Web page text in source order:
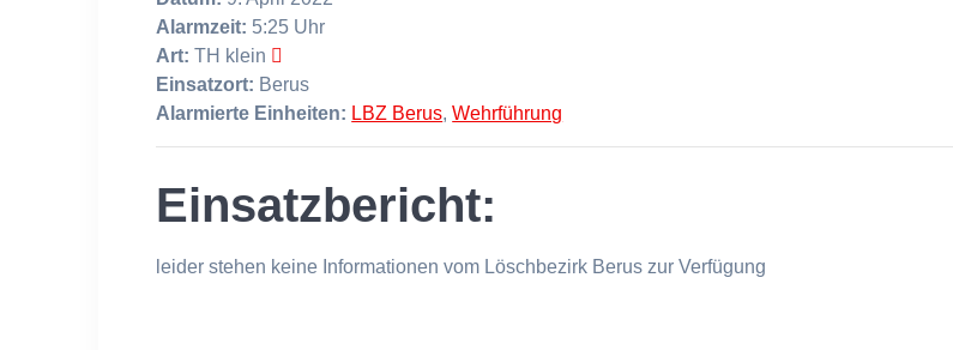
Alarmzeit: 5:25 Uhr
Art: TH klein
Einsatzort: Berus
Alarmierte Einheiten: LBZ Berus,Wehrführung
Einsatzbericht:
leider stehen keine Informationen vom Löschbezirk Berus zur Verfügung